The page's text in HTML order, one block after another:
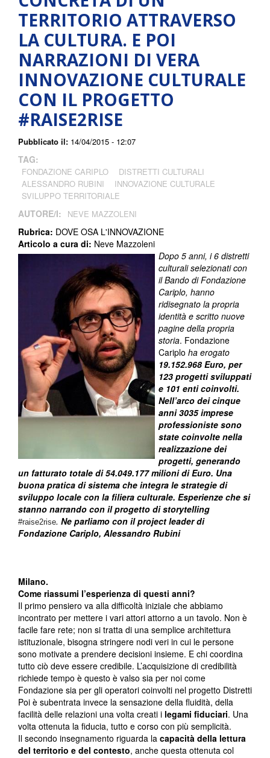
TERRITORIO ATTRAVERSO
LA CULTURA. E POI
NARRAZIONI DI VERA
INNOVAZIONE CULTURALE
CON IL PROGETTO
#RAISE2RISE
Pubblicato il: 14/04/2015 - 12:07
TAG:
FONDAZIONE CARIPLO
DISTRETTI CULTURALI
ALESSANDRO RUBINI
INNOVAZIONE CULTURALE
SVILUPPO TERRITORIALE
AUTORE/I: NEVE MAZZOLENI
Rubrica: DOVE OSA L'INNOVAZIONE
Articolo a cura di: Neve Mazzoleni
Dopo 5 anni, i 6 distretti
culturali selezionati con
il Bando di Fondazione
Cariplo, hanno
ridisegnato la propria
identità e scritto nuove
pagine della propria
storia. Fondazione
Cariplo ha erogato
19.152.968 Euro, per
123 progetti sviluppati
e 101 enti coinvolti.
Nell’arco dei cinque
anni 3035 imprese
professioniste sono
state coinvolte nella
realizzazione dei
progetti, generando
un fatturato totale di 54.049.177 milioni di Euro. Una
buona pratica di sistema che integra le strategie di
sviluppo locale con la filiera culturale. Esperienze che si
stanno narrando con il progetto di storytelling
#raise2rise. Ne parliamo con il project leader di
Fondazione Cariplo, Alessandro Rubini
Milano.
Come riassumi l’esperienza di questi anni?
Il primo pensiero va alla difficoltà iniziale che abbiamo
incontrato per mettere i vari attori attorno a un tavolo. Non è
facile fare rete; non si tratta di una semplice architettura
istituzionale, bisogna stringere nodi veri in cui le persone
sono motivate a prendere decisioni insieme. E chi coordina
tutto ciò deve essere credibile. L’acquisizione di credibilità
richiede tempo è questo è valso sia per noi come
Fondazione sia per gli operatori coinvolti nel progetto Distretti
Poi è subentrata invece la sensazione della fluidità, della
facilità delle relazioni una volta creati i legami fiduciari. Una
volta ottenuta la fiducia, tutto e corso con più semplicità.
Il secondo insegnamento riguarda la capacità della lettura
del territorio e del contesto, anche questa ottenuta col